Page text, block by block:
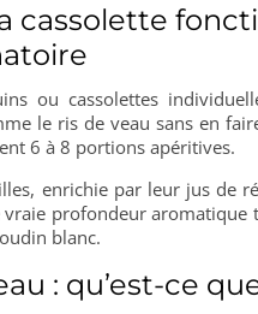
cassolette
ou cassolettes
le ris de veau sans en
6 à 8 portions apéritives.
enrichie par leur jus de
profondeur aromatique
blanc.
: qu’est-ce